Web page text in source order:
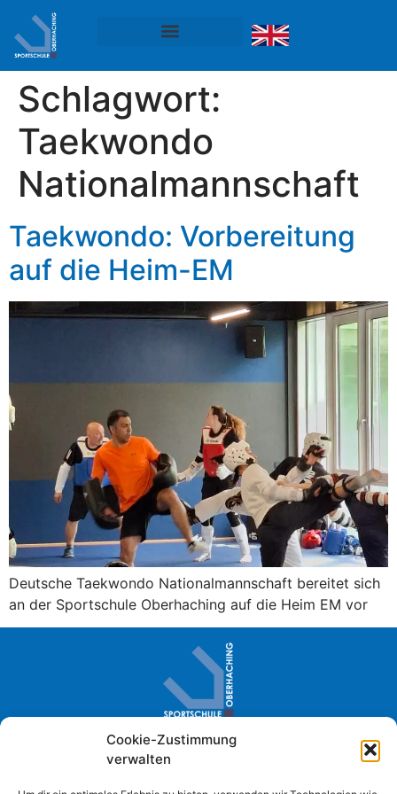
Cookie-Zustimmung
verwalten
Schlagwort:
Taekwondo
Nationalmannschaft
Taekwondo: Vorbereitung
auf die Heim-EM
Deutsche Taekwondo Nationalmannschaft bereitet sich
an der Sportschule Oberhaching auf die Heim EM vor
Sportschule Oberhaching · Im Loh 2